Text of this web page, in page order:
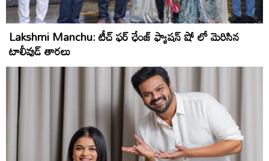
Lakshmi Manchu: టీచ్ ఫ‌ర్ ఛేంజ్ ఫ్యాష‌న్ షో లో మెరిసిన
టాలీవుడ్ తారలు